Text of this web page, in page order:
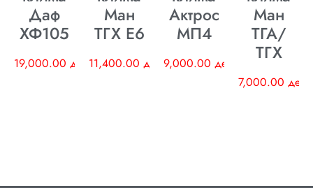
Даф
ХФ105
19,000.00 ден
Ман
ТГХ E6
11,400.00 ден
Актрос
МП4
9,000.00 ден
Ман
ТГА/
ТГХ
7,000.00 ден